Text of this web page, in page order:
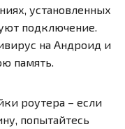
установленных
подключение.
на Андроид и
память.
роутера – если
попытайтесь